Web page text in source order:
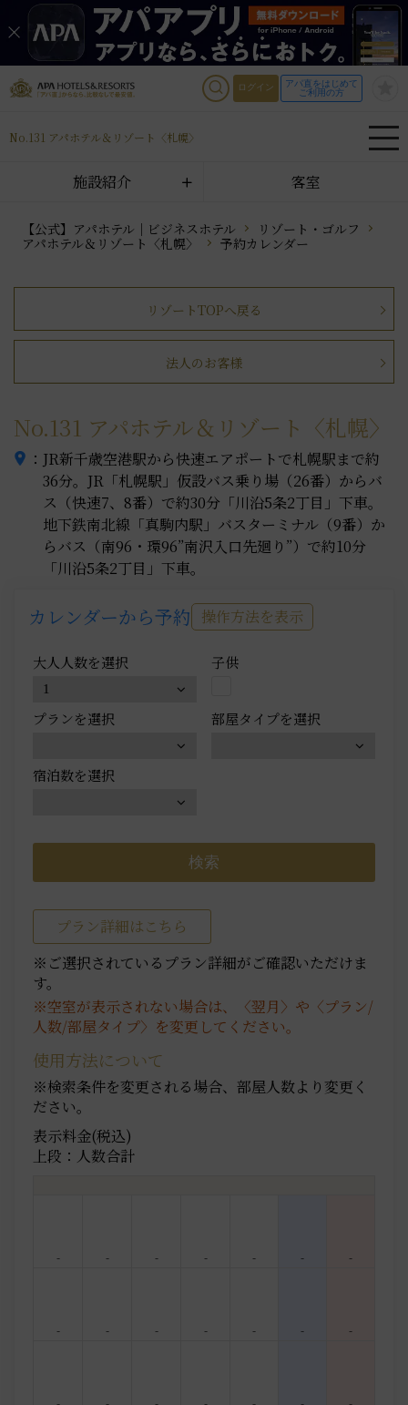
ログイン
アパ直をはじめて
ご利用の方
No.131 アパホテル＆リゾート〈札幌〉
施設紹介 客室
【公式】アパホテル｜ビジネスホテル
リゾート・ゴルフ
アパホテル＆リゾート〈札幌〉
予約カレンダー
リゾートTOPへ戻る
法人のお客様
No.131 アパホテル＆リゾート〈札幌〉
： JR新千歳空港駅から快速エアポートで札幌駅まで約
36分。JR「札幌駅」仮設バス乗り場（26番）からバ
ス（快速7、8番）で約30分「川沿5条2丁目」下車。
地下鉄南北線「真駒内駅」バスターミナル（9番）か
らバス（南96・環96”南沢入口先廻り”）で約10分
「川沿5条2丁目」下車。
カレンダーから予約 操作方法を表示
大人人数を選択 子供
プランを選択 部屋タイプを選択
宿泊数を選択
プラン詳細はこちら
※ご選択されているプラン詳細がご確認いただけま
す。
※空室が表示されない場合は、〈翌月〉や〈プラン/
人数/部屋タイプ〉を変更してください。
使用方法について
※検索条件を変更される場合、部屋人数より変更く
ださい。
表示料金(税込)
上段：人数合計
- - - - - - -
- - - - - - -